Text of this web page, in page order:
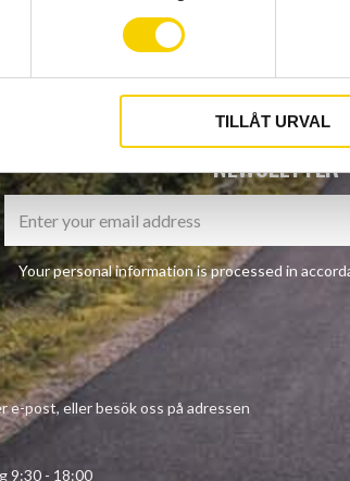
TILLÅT URVAL
NEWSLETTER
Your personal information is processed in
e-post, eller besök oss på adressen
- 18:00